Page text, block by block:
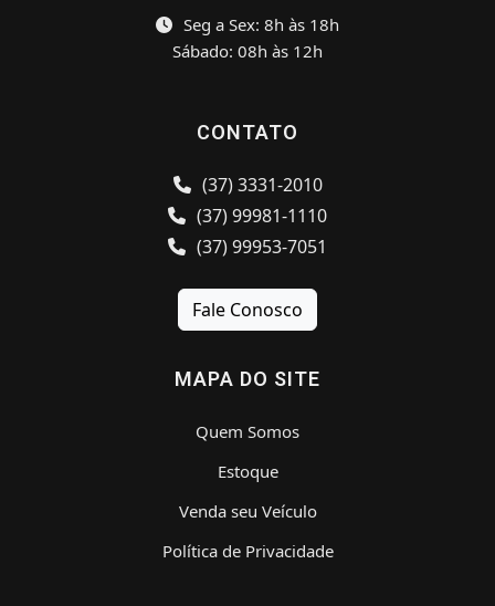
Seg a Sex: 8h às 18h
Sábado: 08h às 12h
CONTATO
(37) 3331-2010
(37) 99981-1110
(37) 99953-7051
Fale Conosco
MAPA DO SITE
Quem Somos
Estoque
Venda seu Veículo
Política de Privacidade